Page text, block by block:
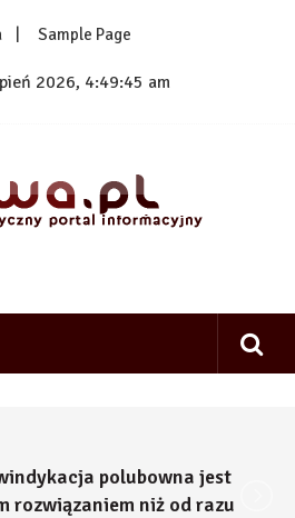
Sample Page
2026, 4:49:45 am
polubowna jest
rozwiązaniem niż od razu